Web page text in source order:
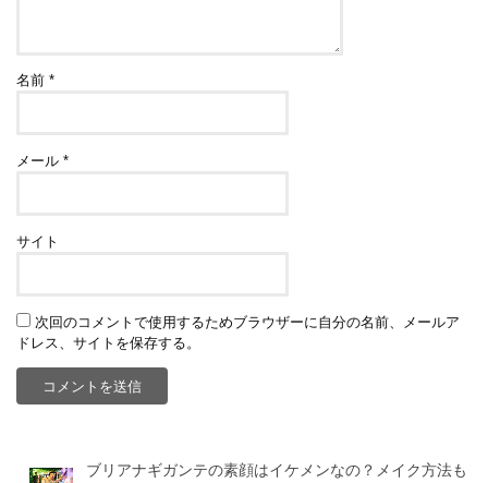
名前*
メール*
サイト
次回のコメントで使用するためブラウザーに自分の名前、メールア
ドレス、サイトを保存する。
ブリアナギガンテの素顔はイケメンなの？メイク方法も